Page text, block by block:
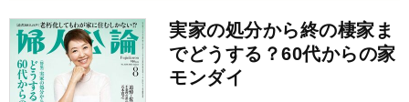
実家の処分から終の棲家ま
でどうする？60代からの家
モンダイ